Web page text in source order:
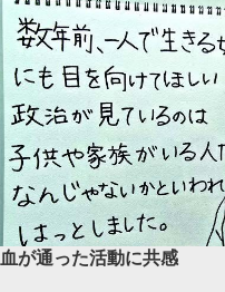
血が通った活動に共感